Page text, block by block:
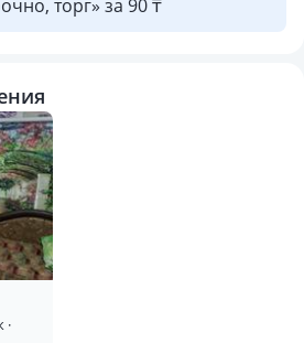
торг» за 90 ₸
·